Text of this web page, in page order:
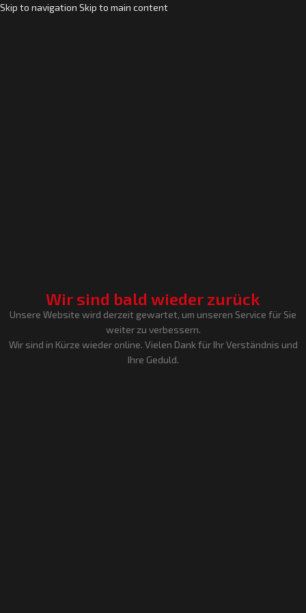
Skip to navigation Skip to main content
Wir sind bald wieder zurück
Unsere Website wird derzeit gewartet, um unseren Service für Sie
weiter zu verbessern.
Wir sind in Kürze wieder online. Vielen Dank für Ihr Verständnis und
Ihre Geduld.